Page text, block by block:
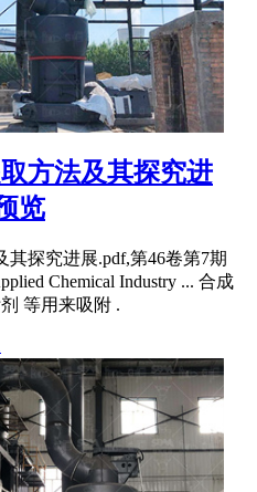
方法及其探究进
览
探究进展.pdf,第46卷第7期
Chemical Industry ... 合成
等用来吸附 .